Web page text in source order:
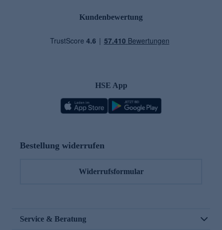
Kundenbewertung
HSE App
Bestellung widerrufen
Widerrufsformular
Service & Beratung